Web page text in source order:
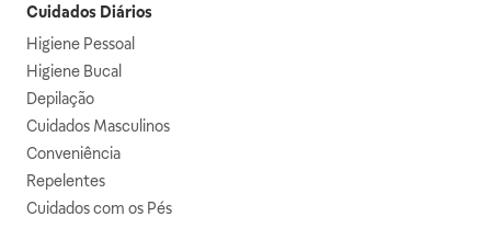
Cuidados Diários
Higiene Pessoal
Higiene Bucal
Depilação
Cuidados Masculinos
Conveniência
Repelentes
Cuidados com os Pés